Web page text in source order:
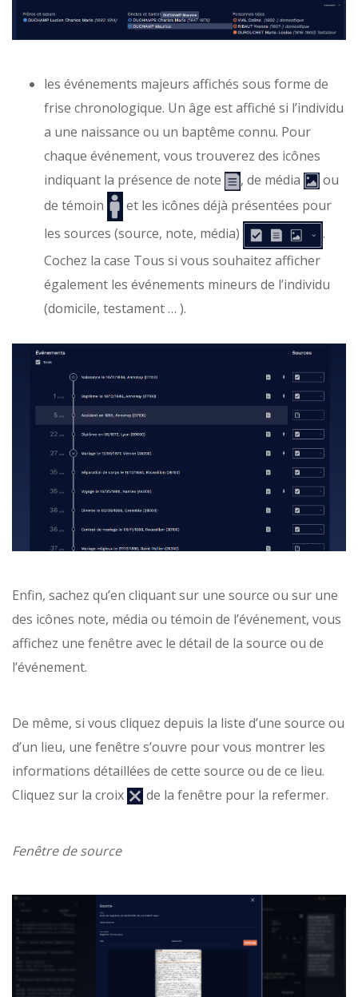
les événements majeurs affichés sous forme de
frise chronologique. Un âge est affiché si l’individu
a une naissance ou un baptême connu. Pour
chaque événement, vous trouverez des icônes
indiquant la présence de note
, de média
ou
de témoin
et les icônes déjà présentées pour
les sources (source, note, média)
.
Cochez la case Tous si vous souhaitez afficher
également les événements mineurs de l’individu
(domicile, testament … ).
Enfin, sachez qu’en cliquant sur une source ou sur une
des icônes note, média ou témoin de l’événement, vous
affichez une fenêtre avec le détail de la source ou de
l’événement.
De même, si vous cliquez depuis la liste d’une source ou
d’un lieu, une fenêtre s’ouvre pour vous montrer les
informations détaillées de cette source ou de ce lieu.
Cliquez sur la croix
de la fenêtre pour la refermer.
Fenêtre de source